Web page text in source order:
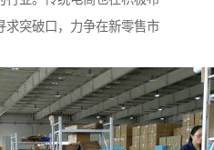
求突破口，力争在新零售市